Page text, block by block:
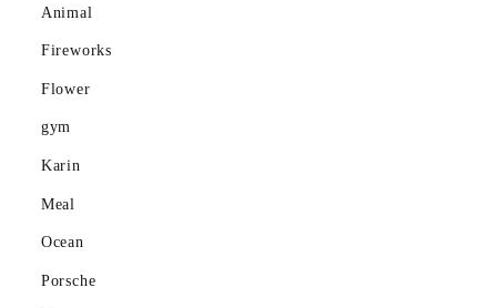
Animal
Fireworks
Flower
gym
Karin
Meal
Ocean
Porsche